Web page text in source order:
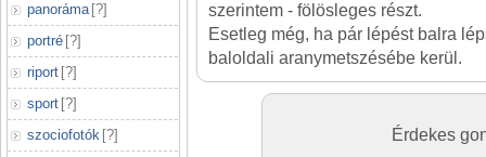
panoráma [?]
portré [?]
riport [?]
sport [?]
szociofotók [?]
szerintem - fölösleges részt.
Esetleg még, ha pár lépést balra
baloldali aranymetszésébe kerül.
Érdekes